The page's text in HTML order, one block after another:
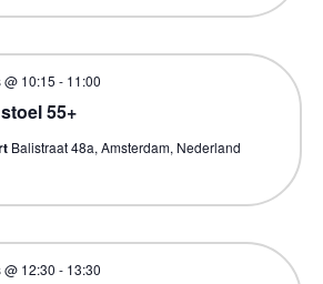
55+
@ 10:15 - 11:00
Balistraat 48a, Amsterdam, Nederland
@ 12:30 - 13:30